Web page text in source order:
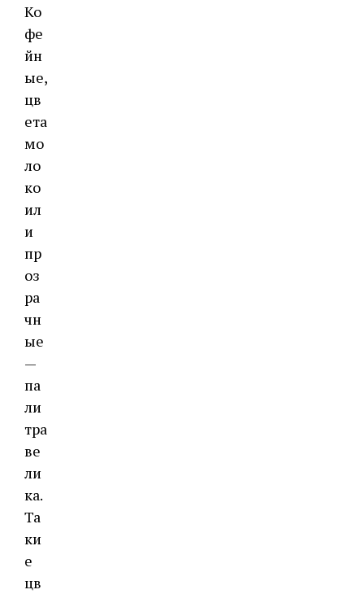
Ко
фе
йн
ые,
цв
ета
мо
ло
ко
ил
и
пр
оз
ра
чн
ые
—
па
ли
тра
ве
ли
ка.
Та
ки
е
цв